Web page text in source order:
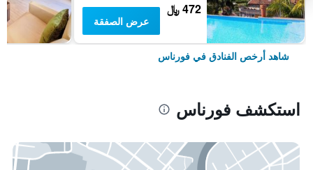
472 ﷼
عرض الصفقة
شاهد أرخص الفنادق في فورناس
استكشف فورناس